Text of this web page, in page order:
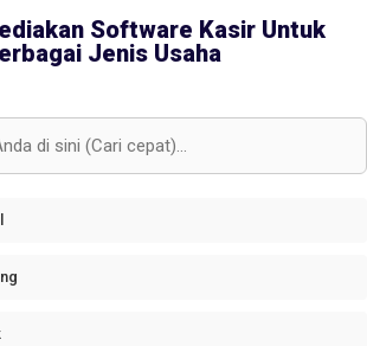
Software Kasir Untuk
Jenis Usaha